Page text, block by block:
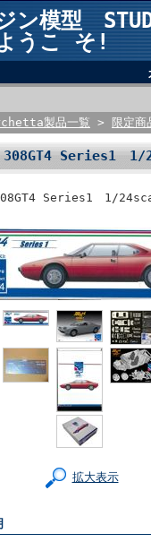
ン模型
うこ そ!
製品一覧 > 限定商
Series1
Series1 1/
拡大表示